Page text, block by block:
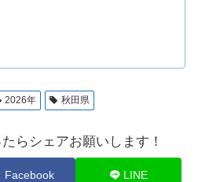
2026年 秋田県
らシェアお願いします！
Facebook LINE